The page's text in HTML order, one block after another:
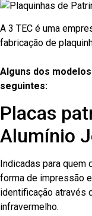
A 3 TEC é uma
fabricação de
Alguns dos
seguintes:
Placas
Alumínio
Indicadas para
forma de impressão
identificação através
infravermelho.